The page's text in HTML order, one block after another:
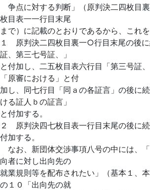
争点に対する判断」（原判決二四枚目
枚目表一一行目末尾
まで）に記載のとおりであるから、これを
１ 原判決二四枚目裏一○行目末尾の後
証、第三七号証、」
と付加し、二五枚目表六行目「第三号証、
「原審における」と付
加し、同七行目「同ａの各証言」の後に
ける証人ｂの証言」
と付加する。
２ 原判決四七枚目表一行目末尾の後に
付加する。
なお、新団体交渉事項八号の中には、
向者に対し出向先の
就業規則等を配布されたい」（基本１、
の１０「出向先の就